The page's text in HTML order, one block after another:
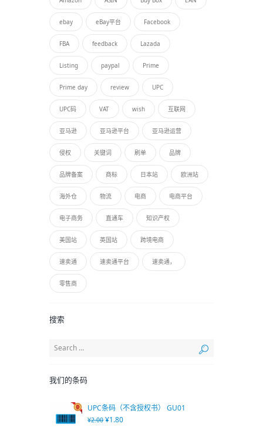
ebay eBay平台 Facebook
FBA feedback Lazada
Listing paypal Prime
Prime day review UPC
UPC码 VAT wish 互联网
亚马逊 亚马逊平台 亚马逊运营
侵权 关键词 刷单 品牌
品牌备案 商标 日本站 欧洲站
海外仓 物流 电商 电商平台
电子商务 直通车 知识产权
美国站 英国站 跨境电商
速卖通 速卖通平台 速卖通，
零售商
搜索
我们的条码
UPC条码（不含授权书） GU01
¥2.00 ¥1.80